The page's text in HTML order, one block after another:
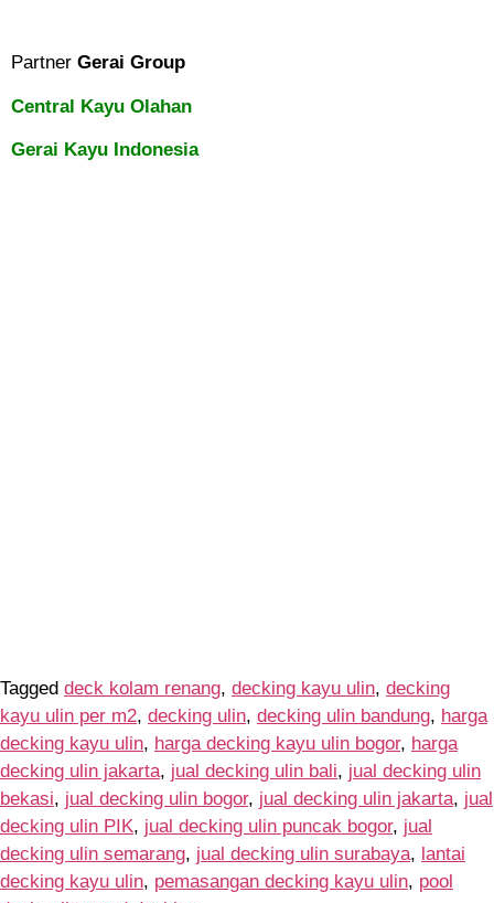
Partner Gerai Group
Central Kayu Olahan
Gerai Kayu Indonesia
Tagged deck kolam renang, decking kayu ulin, decking
kayu ulin per m2, decking ulin, decking ulin bandung, harga
decking kayu ulin, harga decking kayu ulin bogor, harga
decking ulin jakarta, jual decking ulin bali, jual decking ulin
bekasi, jual decking ulin bogor, jual decking ulin jakarta, jual
decking ulin PIK, jual decking ulin puncak bogor, jual
decking ulin semarang, jual decking ulin surabaya, lantai
decking kayu ulin, pemasangan decking kayu ulin, pool